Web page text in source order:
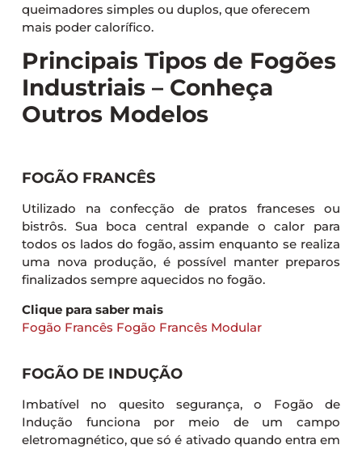
queimadores simples ou duplos, que oferecem
mais poder calorífico.
Principais Tipos de Fogões
Industriais – Conheça
Outros Modelos
FOGÃO FRANCÊS
Utilizado na confecção de pratos franceses ou
bistrôs. Sua boca central expande o calor para
todos os lados do fogão, assim enquanto se realiza
uma nova produção, é possível manter preparos
finalizados sempre aquecidos no fogão.
Clique para saber mais
Fogão Francês Fogão Francês Modular
FOGÃO DE INDUÇÃO
Imbatível no quesito segurança, o Fogão de
Indução funciona por meio de um campo
eletromagnético, que só é ativado quando entra em